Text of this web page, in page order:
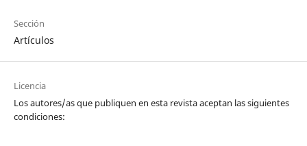
Sección
Artículos
Licencia
Los autores/as que publiquen en esta revista aceptan las siguientes
condiciones: